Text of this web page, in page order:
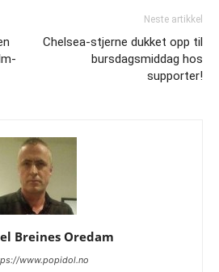
Neste artikkel
Chelsea-stjerne dukket opp til
bursdagsmiddag hos
supporter!
Breines Oredam
www.popidol.no